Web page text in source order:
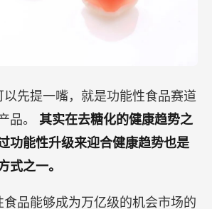
以先提一嘴，就是功能性食品赛道
品。 其实在去糖化的健康趋势之
功能性升级来迎合健康趋势也是
式之一。
食品能够成为万亿级的机会市场的